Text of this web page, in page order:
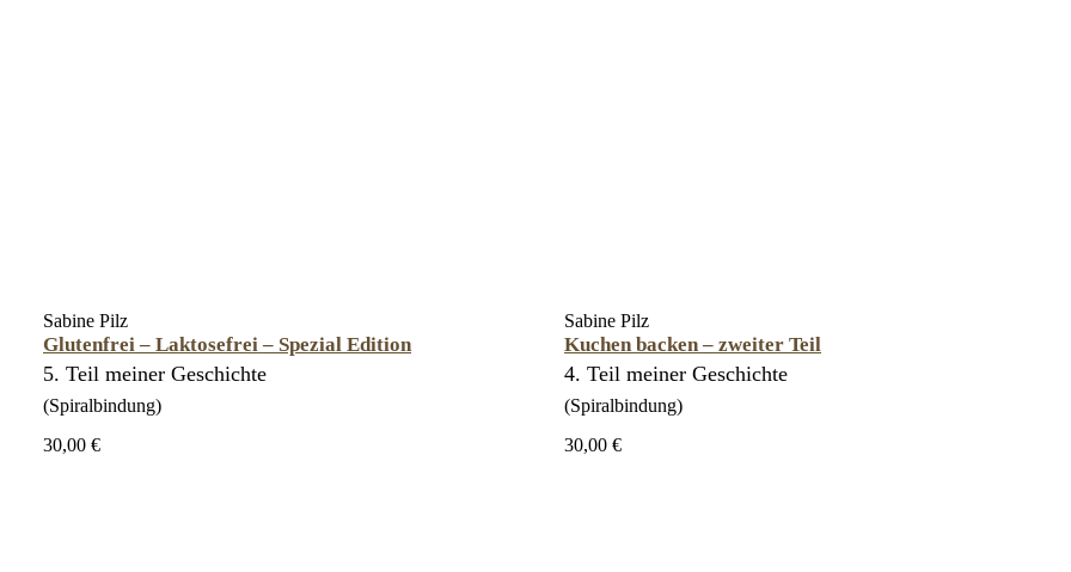
Sabine Pilz
Glutenfrei – Laktosefrei – Spezial Edition
5. Teil meiner Geschichte
(Spiralbindung)
30,00 €
Sabine Pilz
Kuchen backen – zweiter Teil
4. Teil meiner Geschichte
(Spiralbindung)
30,00 €